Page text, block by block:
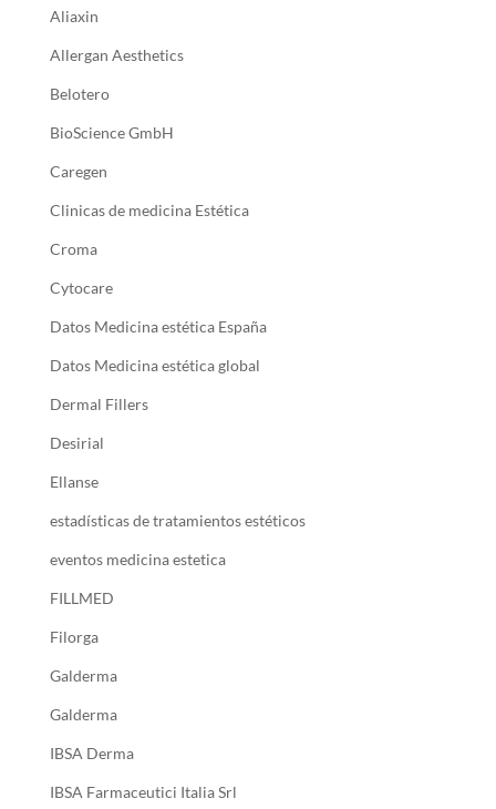
Aliaxin
Allergan Aesthetics
Belotero
BioScience GmbH
Caregen
Clinicas de medicina Estética
Croma
Cytocare
Datos Medicina estética España
Datos Medicina estética global
Dermal Fillers
Desirial
Ellanse
estadísticas de tratamientos estéticos
eventos medicina estetica
FILLMED
Filorga
Galderma
Galderma
IBSA Derma
IBSA Farmaceutici Italia Srl